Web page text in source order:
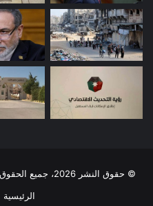
© حقوق النشر 2026، جميع الحقوق محفوظة | أُردُني - مِصداقِيةُ الخَبَر
الرئيسية